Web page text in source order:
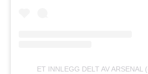
ET INNLEGG DELT AV ARSENAL